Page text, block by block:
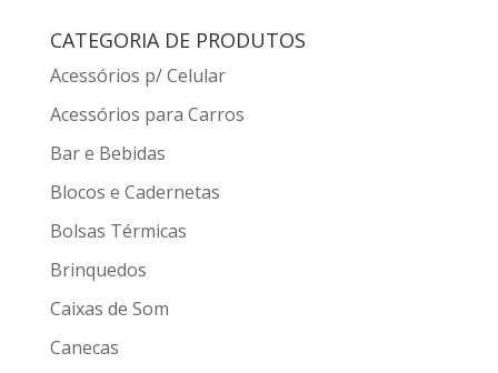
CATEGORIA DE PRODUTOS
Acessórios p/ Celular
Acessórios para Carros
Bar e Bebidas
Blocos e Cadernetas
Bolsas Térmicas
Brinquedos
Caixas de Som
Canecas